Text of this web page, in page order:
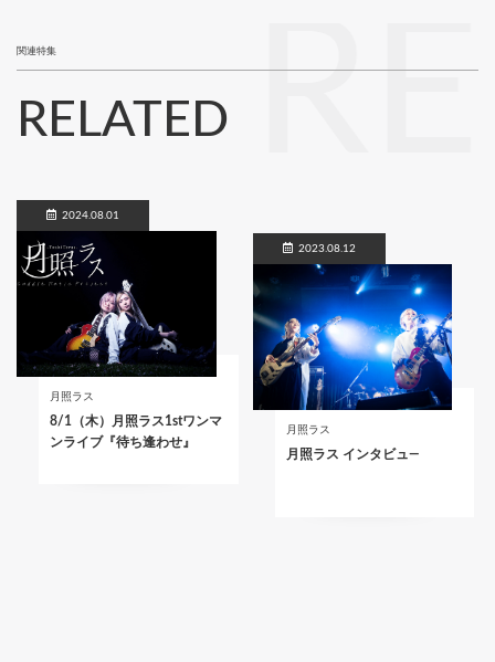
関連特集
RELATED
2024.08.01
月照ラス
8/1（木）月照ラス1stワンマ
ンライブ『待ち逢わせ』
2023.08.12
月照ラス
月照ラス インタビュ―